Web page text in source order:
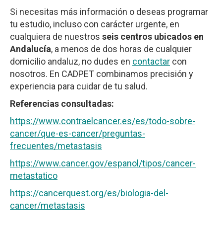
Si necesitas más información o deseas programar
tu estudio, incluso con carácter urgente, en
cualquiera de nuestros seis centros ubicados en
Andalucía, a menos de dos horas de cualquier
domicilio andaluz, no dudes en contactar con
nosotros. En CADPET combinamos precisión y
experiencia para cuidar de tu salud.
Referencias consultadas:
https://www.contraelcancer.es/es/todo-sobre-
cancer/que-es-cancer/preguntas-
frecuentes/metastasis
https://www.cancer.gov/espanol/tipos/cancer-
metastatico
https://cancerquest.org/es/biologia-del-
cancer/metastasis